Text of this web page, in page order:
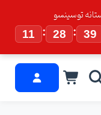
توسینسو
11
: 28 : 39